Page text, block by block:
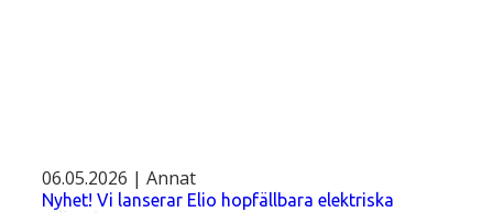
06.05.2026 | Annat
Nyhet! Vi lanserar Elio hopfällbara elektriska